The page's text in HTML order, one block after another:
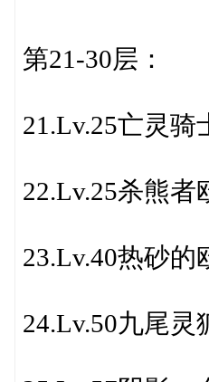
第21-30层：
21.Lv.25亡灵骑
22.Lv.25杀熊者
23.Lv.40热砂的
24.Lv.50九尾灵